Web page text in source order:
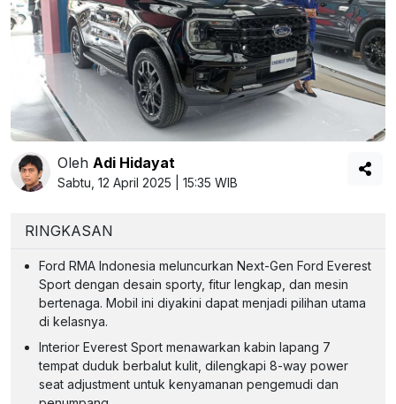
Oleh Adi Hidayat
Sabtu, 12 April 2025 | 15:35 WIB
RINGKASAN
Ford RMA Indonesia meluncurkan Next-Gen Ford Everest
Sport dengan desain sporty, fitur lengkap, dan mesin
bertenaga. Mobil ini diyakini dapat menjadi pilihan utama
di kelasnya.
Interior Everest Sport menawarkan kabin lapang 7
tempat duduk berbalut kulit, dilengkapi 8-way power
seat adjustment untuk kenyamanan pengemudi dan